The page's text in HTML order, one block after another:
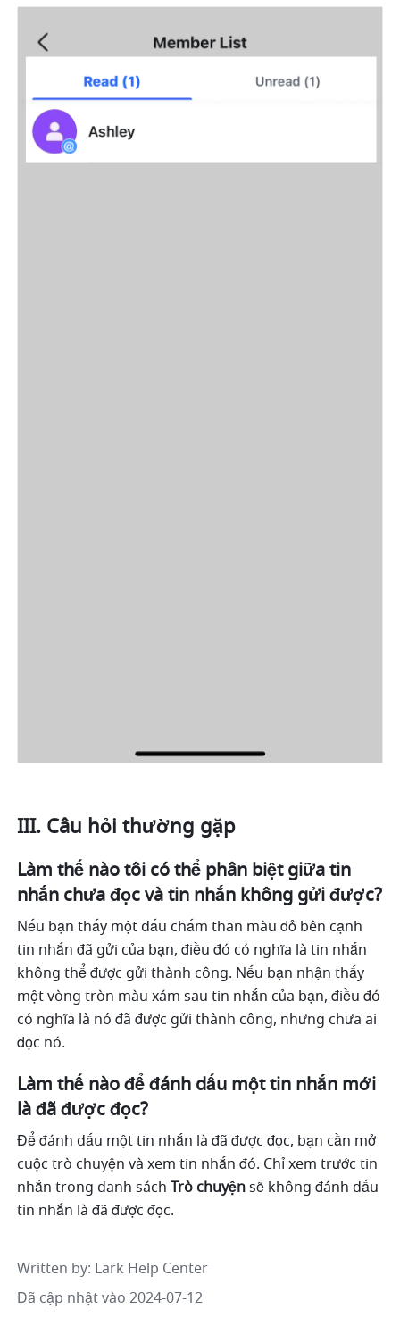
III. Câu hỏi thường gặp
Làm thế nào tôi có thể phân biệt giữa tin
nhắn chưa đọc và tin nhắn không gửi được?
Nếu bạn thấy một dấu chấm than màu đỏ bên cạnh
tin nhắn đã gửi của bạn, điều đó có nghĩa là tin nhắn
không thể được gửi thành công. Nếu bạn nhận thấy
một vòng tròn màu xám sau tin nhắn của bạn, điều đó
có nghĩa là nó đã được gửi thành công, nhưng chưa ai
đọc nó.
Làm thế nào để đánh dấu một tin nhắn mới
là đã được đọc?
Để đánh dấu một tin nhắn là đã được đọc, bạn cần mở
cuộc trò chuyện và xem tin nhắn đó. Chỉ xem trước tin
nhắn trong danh sách Trò chuyện sẽ không đánh dấu
tin nhắn là đã được đọc.
Written by: Lark Help Center
Đã cập nhật vào 2024-07-12